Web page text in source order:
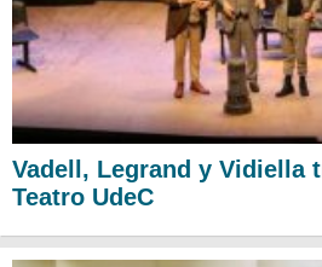
Vadell, Legrand y Vidiella
Teatro UdeC